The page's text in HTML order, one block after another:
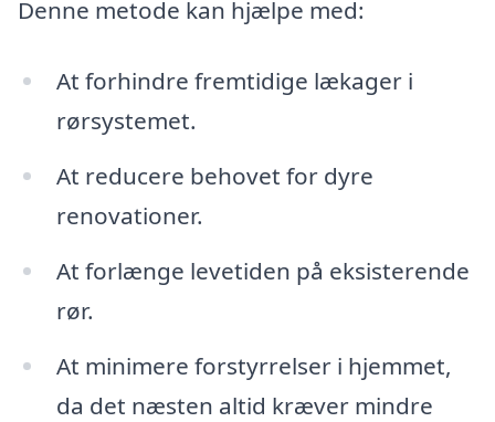
Denne metode kan hjælpe med:
At forhindre fremtidige lækager i
rørsystemet.
At reducere behovet for dyre
renovationer.
At forlænge levetiden på eksisterende
rør.
At minimere forstyrrelser i hjemmet,
da det næsten altid kræver mindre